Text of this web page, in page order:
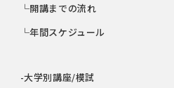
└開講までの流れ
└年間スケジュール
-大学別講座/模試